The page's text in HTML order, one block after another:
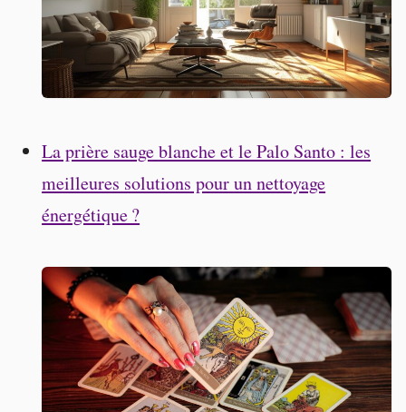
La prière sauge blanche et le Palo Santo : les
meilleures solutions pour un nettoyage
énergétique ?